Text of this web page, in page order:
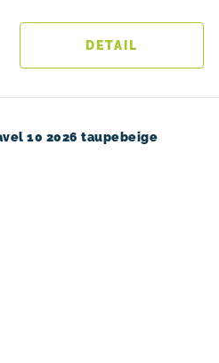
10 2026 taupebeige